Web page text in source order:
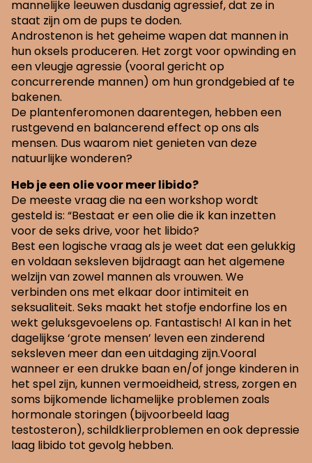
mannelijke leeuwen dusdanig agressief, dat ze in
staat zijn om de pups te doden.
Androstenon is het geheime wapen dat mannen in
hun oksels produceren. Het zorgt voor opwinding en
een vleugje agressie (vooral gericht op
concurrerende mannen) om hun grondgebied af te
bakenen.
De plantenferomonen daarentegen, hebben een
rustgevend en balancerend effect op ons als
mensen. Dus waarom niet genieten van deze
natuurlijke wonderen?
Heb je een olie voor meer libido?
De meeste vraag die na een workshop wordt
gesteld is: “Bestaat er een olie die ik kan inzetten
voor de seks drive, voor het libido?
Best een logische vraag als je weet dat een gelukkig
en voldaan seksleven bijdraagt aan het algemene
welzijn van zowel mannen als vrouwen. We
verbinden ons met elkaar door intimiteit en
seksualiteit. Seks maakt het stofje endorfine los en
wekt geluksgevoelens op. Fantastisch! Al kan in het
dagelijkse ‘grote mensen’ leven een zinderend
seksleven meer dan een uitdaging zijn.Vooral
wanneer er een drukke baan en/of jonge kinderen in
het spel zijn, kunnen vermoeidheid, stress, zorgen en
soms bijkomende lichamelijke problemen zoals
hormonale storingen (bijvoorbeeld laag
testosteron), schildklierproblemen en ook depressie
laag libido tot gevolg hebben.